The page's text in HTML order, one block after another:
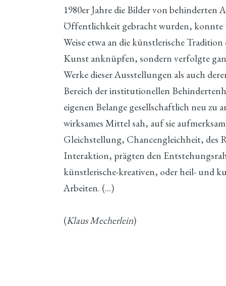
1980er Jahre die Bilder von behinderten
Öffentlichkeit gebracht wurden, konnte
Weise etwa an die künstlerische
Kunst anknüpfen, sondern verfolgte
Werke dieser Ausstellungen als auch
Bereich der institutionellen
eigenen Belange gesellschaftlich neu
wirksames Mittel sah, auf sie
Gleichstellung, Chancengleichheit, des
Interaktion, prägten den
künstlerische-kreativen, oder heil- und
Arbeiten. (…)
(Klaus Mecherlein)